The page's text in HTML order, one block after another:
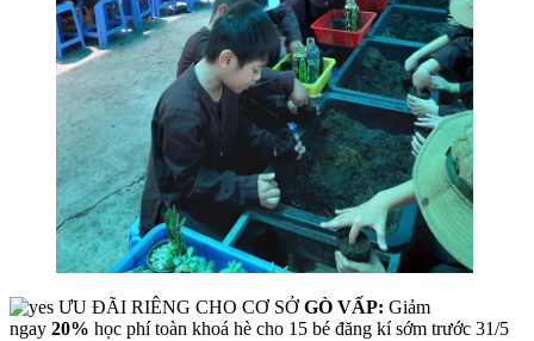
ƯU ĐÃI RIÊNG CHO CƠ SỞ GÒ VẤP: Giảm
ngay 20% học phí toàn khoá hè cho 15 bé đăng kí sớm trước 31/5